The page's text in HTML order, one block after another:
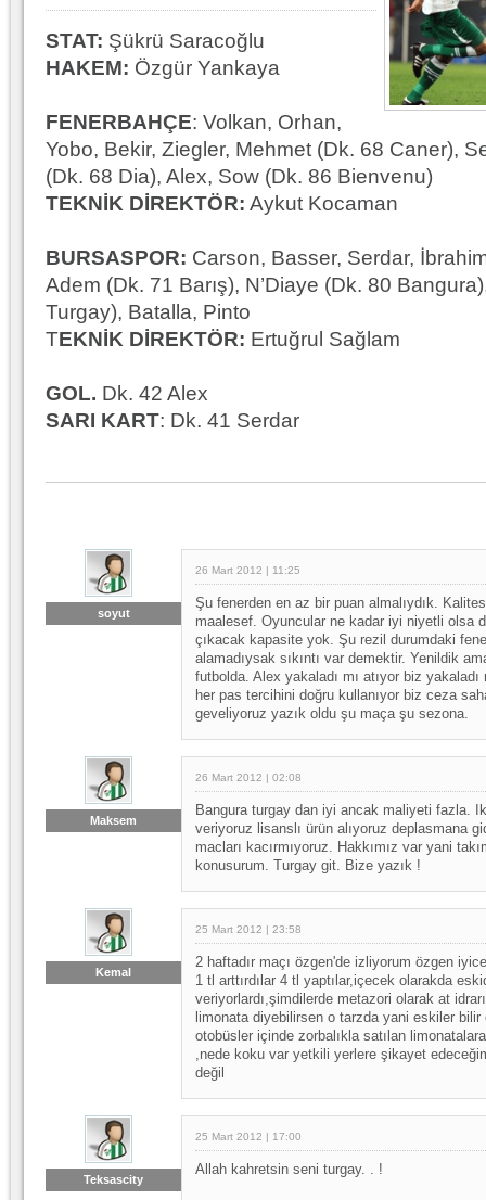
30.12.2022 18:00 |Hoş geldin Kadir Kağan Bebek!
12.10.2025 17:30 |MUTLULUKLAR SİNAN SILACI
16.07.2024 14:32 | Hoş geldin Kerem Bebek!
STAT: Şükrü Saracoğlu
HAKEM: Özgür Yankaya
FENERBAHÇE: Volkan, Orhan,
Yobo, Bekir, Ziegler, Mehmet (Dk. 68 Caner),
(Dk. 68 Dia), Alex, Sow (Dk. 86 Bienvenu)
TEKNİK DİREKTÖR: Aykut Kocaman
BURSASPOR: Carson, Basser, Serdar,
Adem (Dk. 71 Barış), N’Diaye (Dk. 80
Turgay), Batalla, Pinto
TEKNİK DİREKTÖR: Ertuğrul Sağlam
GOL. Dk. 42 Alex
SARI KART: Dk. 41 Serdar
soyut
26 Mart 2012 | 11:25
Şu fenerden en az bir puan almalıydık.
maalesef. Oyuncular ne kadar iyi niyetli olsa
çıkacak kapasite yok. Şu rezil durumdaki
alamadıysak sıkıntı var demektir. Yenildik
futbolda. Alex yakaladı mı atıyor biz
her pas tercihini doğru kullanıyor biz ceza
geveliyoruz yazık oldu şu maça şu sezona.
Maksem
26 Mart 2012 | 02:08
Bangura turgay dan iyi ancak maliyeti fazla.
veriyoruz lisanslı ürün alıyoruz deplasmana
macları kacırmıyoruz. Hakkımız var yani
konusurum. Turgay git. Bize yazık !
Kemal
25 Mart 2012 | 23:58
2 haftadır maçı özgen'de izliyorum özgen
1 tl arttırdılar 4 tl yaptılar,içecek olarakda
veriyorlardı,şimdilerde metazori olarak at
limonata diyebilirsen o tarzda yani eskiler bilir
otobüsler içinde zorbalıkla satılan
,nede koku var yetkili yerlere şikayet
değil
Teksascity
25 Mart 2012 | 17:00
Allah kahretsin seni turgay. . !